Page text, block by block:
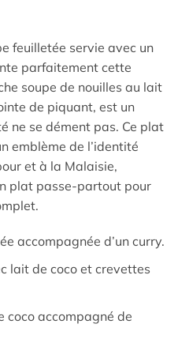
feuilletée servie avec un
parfaitement cette
soupe de nouilles au lait
de piquant, est un
ne se dément pas. Ce plat
emblème de l’identité
et à la Malaisie,
plat passe-partout pour
accompagnée d’un curry.
lait de coco et crevettes
coco accompagné de